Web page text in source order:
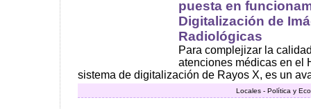
puesta en
Digitalización de
Radiológicas
Para complejizar la
atenciones médicas en el
sistema de digitalización de Rayos X, es un
Locales - Política y